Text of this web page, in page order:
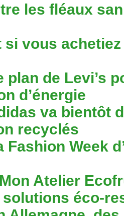
les fléaux
si vous
plan de Levi’s
d’énergie
va bientôt
recyclés
Fashion Week
Atelier
éco-